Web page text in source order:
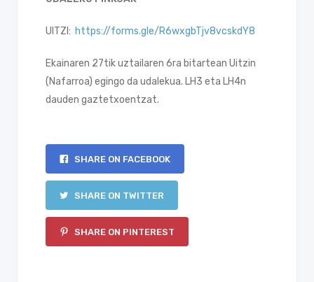
UITZI: https://forms.gle/R6wxgbTjv8vcskdY8
Ekainaren 27tik uztailaren 6ra bitartean Uitzin
(Nafarroa) egingo da udalekua. LH3 eta LH4n
dauden gaztetxoentzat.
SHARE ON FACEBOOK
SHARE ON TWITTER
SHARE ON PINTEREST